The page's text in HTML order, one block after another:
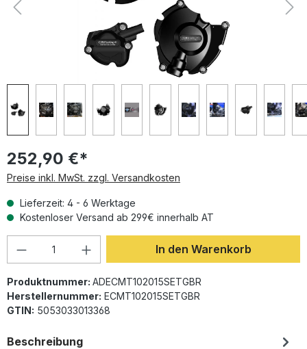
252,90 €*
Preise inkl. MwSt. zzgl. Versandkosten
Lieferzeit: 4 - 6 Werktage
Kostenloser Versand ab 299€ innerhalb AT
Produkt Anzahl: Gib den gewünschten
In den Warenkorb
Produktnummer: ADECMT102015SETGBR
Herstellernummer: ECMT102015SETGBR
GTIN: 5053033013368
Beschreibung